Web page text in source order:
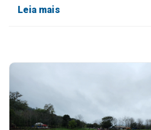
Leia mais